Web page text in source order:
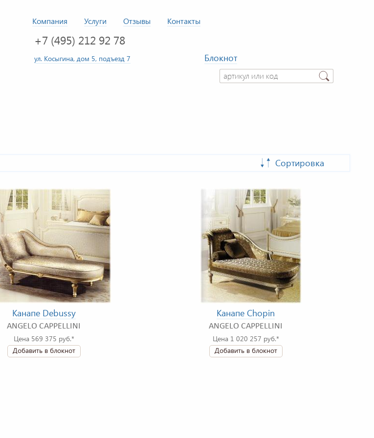
Компания Услуги Отзывы Контакты
+7 (495) 212 92 78
ул. Косыгина, дом 5, подъезд 7
Блокнот
Сортировка
Канапе Debussy
ANGELO CAPPELLINI
Цена 569 375 руб.*
Добавить в блокнот
Канапе Chopin
ANGELO CAPPELLINI
Цена 1 020 257 руб.*
Добавить в блокнот